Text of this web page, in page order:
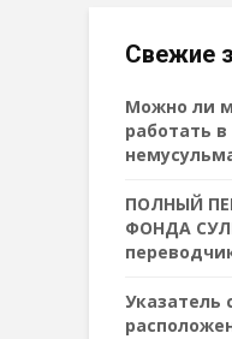
Свежие
Можно ли
работать
ПОЛНЫЙ
ФОНДА
Указатель